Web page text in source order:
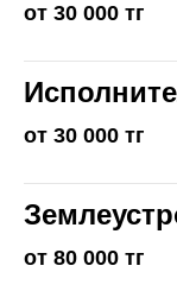
от 30 000 тг
от 30 000 тг
от 80 000 тг